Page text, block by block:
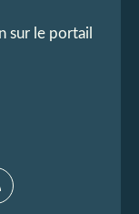
sur le portail